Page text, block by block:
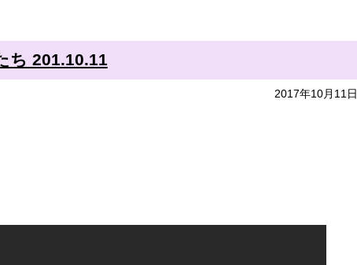
ち 201.10.11
2017年10月11日